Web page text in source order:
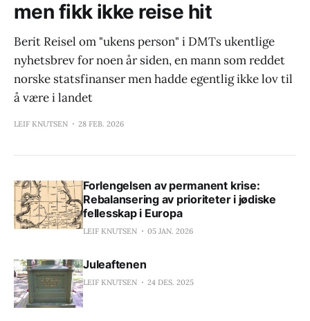
men fikk ikke reise hit
Berit Reisel om "ukens person" i DMTs ukentlige
nyhetsbrev for noen år siden, en mann som reddet
norske statsfinanser men hadde egentlig ikke lov til
å være i landet
LEIF KNUTSEN 28 FEB. 2026
Forlengelsen av permanent krise:
Rebalansering av prioriteter i jødiske
fellesskap i Europa
LEIF KNUTSEN 05 JAN. 2026
Juleaftenen
LEIF KNUTSEN 24 DES. 2025